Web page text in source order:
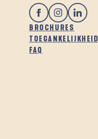
BROCHURES
TOEGANKELIJKHEID
FAQ